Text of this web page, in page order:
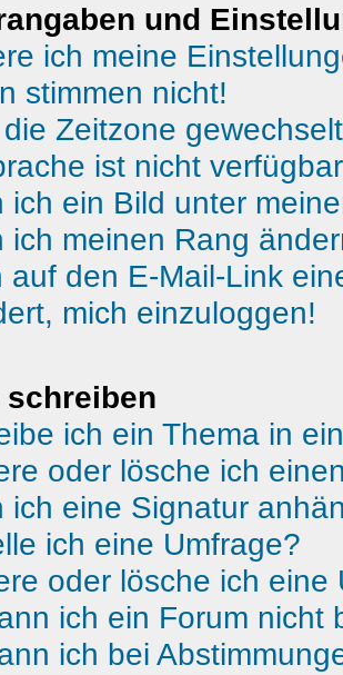
und
ich meine
stimmen nicht!
Zeitzone
ist nicht
ich ein Bild unter
ich meinen Rang
auf den E-Mail-Link
mich einzuloggen!
schreiben
ich ein Thema in
oder lösche ich
ich eine Signatur
ich eine Umfrage?
oder lösche ich eine
ich ein Forum nicht
ich bei